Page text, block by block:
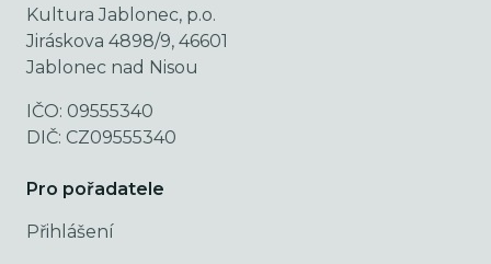
Kultura Jablonec, p.o.
Jiráskova 4898/9, 46601
Jablonec nad Nisou
IČO: 09555340
DIČ: CZ09555340
Pro pořadatele
Přihlášení